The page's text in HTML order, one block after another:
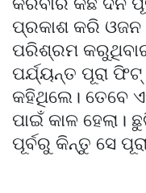
ପ୍ରକାଶ କରି ଓଜନ
ପରିଶ୍ରମ
ପର୍ଯ୍ୟନ୍ତ ପୂରା
କହିଥିଲେ। ତେବେ
ପାଇଁ କାଳ ହେଲା।
ପୂର୍ବରୁ କିନ୍ତୁ ସେ